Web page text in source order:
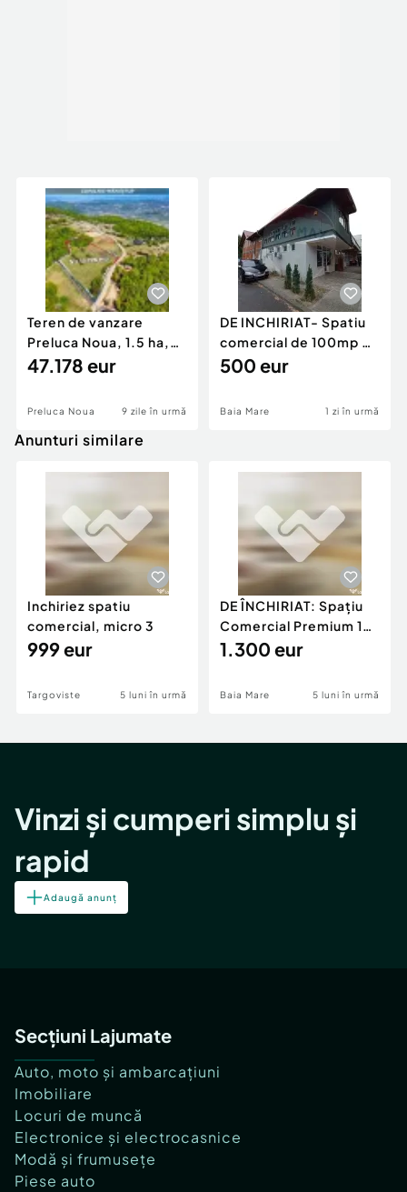
Teren de vanzare
Preluca Noua, 1.5 ha,
potential turistic
47.178 eur
Preluca Noua 9 zile în urmă
DE INCHIRIAT- Spatiu
comercial de 100mp de
inchiriat - b-...
500 eur
Baia Mare 1 zi în urmă
Anunturi similare
Inchiriez spatiu
comercial, micro 3
999 eur
Targoviste 5 luni în urmă
DE ÎNCHIRIAT: Spațiu
Comercial Premium 146
mp – Vizibili
1.300 eur
Baia Mare 5 luni în urmă
Vinzi și cumperi simplu și
rapid
Adaugă anunț
Secțiuni Lajumate
Auto, moto și ambarcațiuni
Imobiliare
Locuri de muncă
Electronice și electrocasnice
Modă și frumusețe
Piese auto